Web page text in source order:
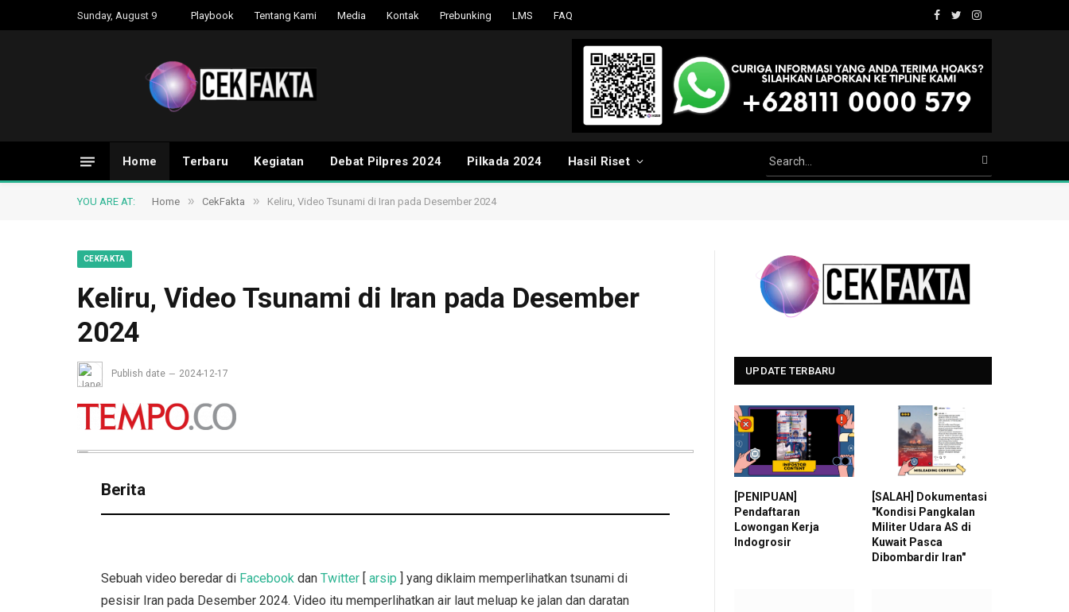
Sunday, August 9 Playbook Tentang Kami Media Kontak Prebunking LMS FAQ
Facebook
TwitterInstagram
Home Terbaru Kegiatan Debat Pilpres 2024 Pilkada 2024 Hasil Riset
YOU ARE AT: Home » CekFakta » Keliru, Video Tsunami di Iran pada Desember 2024
CEKFAKTA
Keliru, Video Tsunami di Iran pada Desember
2024
Publish date 2024-12-17
Berita
Sebuah video beredar di Facebook danTwitter [arsip ] yang diklaim memperlihatkan tsunami di
pesisir Iran pada Desember 2024. Video itu memperlihatkan air laut meluap ke jalan dan daratan
UPDATE TERBARU
[PENIPUAN]
Pendaftaran
Lowongan Kerja
Indogrosir
[SALAH] Dokumentasi
"Kondisi Pangkalan
Militer Udara AS di
Kuwait Pasca
Dibombardir Iran"